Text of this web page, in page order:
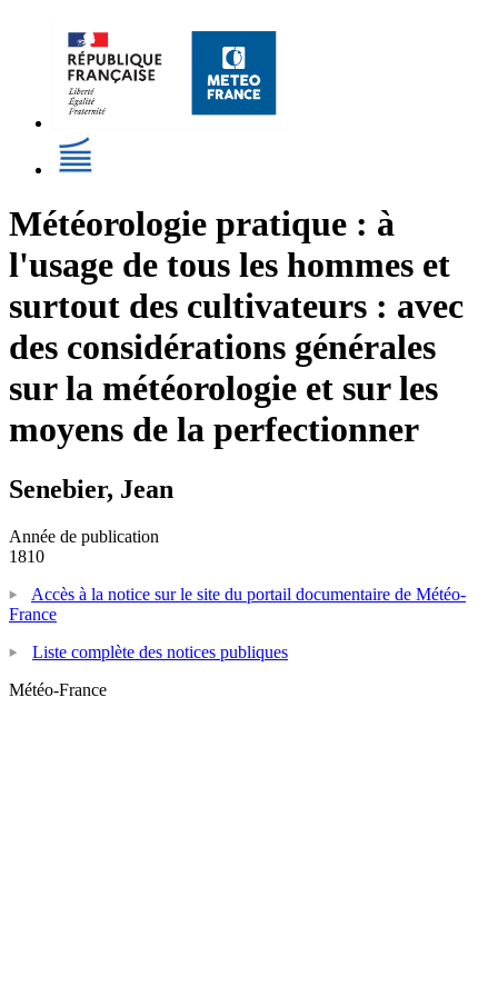
Météorologie pratique : à
l'usage de tous les hommes et
surtout des cultivateurs : avec
des considérations générales
sur la météorologie et sur les
moyens de la perfectionner
Senebier, Jean
Année de publication
1810
Accès à la notice sur le site du portail documentaire de Météo-
France
Liste complète des notices publiques
Météo-France